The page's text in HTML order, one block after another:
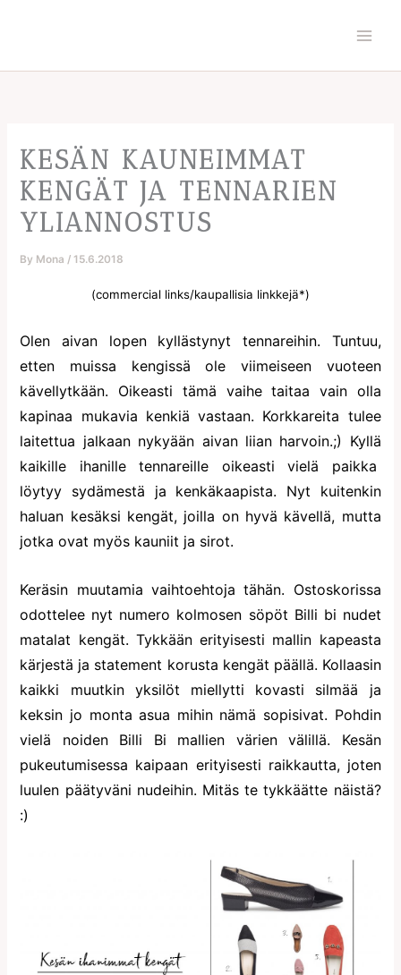
KESÄN KAUNEIMMAT
KENGÄT JA TENNARIEN
YLIANNOSTUS
By Mona /15.6.2018
(commercial links/kaupallisia linkkejä*)
Olen aivan lopen kyllästynyt tennareihin. Tuntuu,
etten muissa kengissä ole viimeiseen vuoteen
kävellytkään. Oikeasti tämä vaihe taitaa vain olla
kapinaa mukavia kenkiä vastaan. Korkkareita tulee
laitettua jalkaan nykyään aivan liian harvoin.;) Kyllä
kaikille ihanille tennareille oikeasti vielä paikka
löytyy sydämestä ja kenkäkaapista. Nyt kuitenkin
haluan kesäksi kengät, joilla on hyvä kävellä, mutta
jotka ovat myös kauniit ja sirot.
Keräsin muutamia vaihtoehtoja tähän. Ostoskorissa
odottelee nyt numero kolmosen söpöt Billi bi nudet
matalat kengät. Tykkään erityisesti mallin kapeasta
kärjestä ja statement korusta kengät päällä. Kollaasin
kaikki muutkin yksilöt miellytti kovasti silmää ja
keksin jo monta asua mihin nämä sopisivat. Pohdin
vielä noiden Billi Bi mallien värien välillä. Kesän
pukeutumisessa kaipaan erityisesti raikkautta, joten
luulen päätyväni nudeihin. Mitäs te tykkäätte näistä?
:)